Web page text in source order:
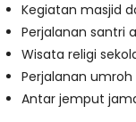
Kegiatan masjid
Perjalanan santri
Wisata religi
Perjalanan
Antar jemput